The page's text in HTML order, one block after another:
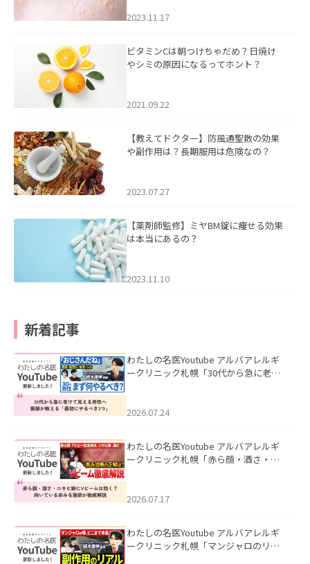
2023.11.17
ビタミンCは朝つけちゃだめ？日焼け
やシミの原因になるってホント？
2021.09.22
【教えてドクター】防風通聖散の効果
や副作用は？長期服用は危険なの？
2023.07.27
【薬剤師監修】ミヤBM錠に痩せる効果
は本当にあるの？
2023.11.10
新着記事
わたしの名医Youtube アルバアレルギ
ークリニック札幌「30代から急に老け
た。
2026.07.24
わたしの名医Youtube アルバアレルギ
ークリニック札幌「赤ら顔・酒さ・ニ
した。
2026.07.17
わたしの名医Youtube アルバアレルギ
ークリニック札幌「マンジャロのリア